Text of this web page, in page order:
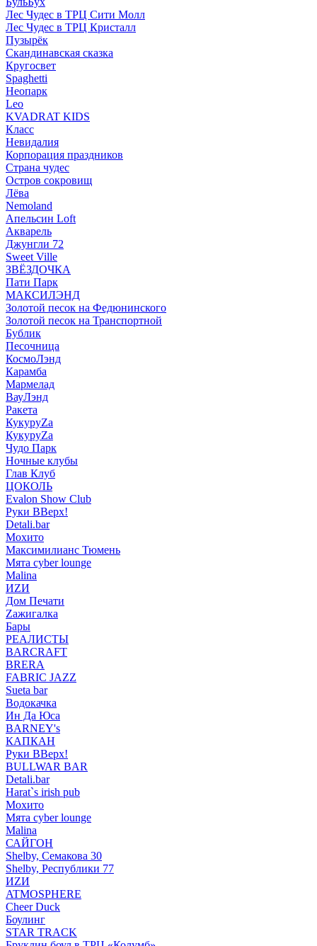
Лес Чудес в ТРЦ Сити Молл
Лес Чудес в ТРЦ Кристалл
Пузырëк
Скандинавская сказка
Кругосвет
Spaghetti
Неопарк
Leo
KVADRAT KIDS
Класс
Невидалия
Корпорация праздников
Страна чудес
Остров сокровищ
Лёва
Nemoland
Апельсин Loft
Акварель
Джунгли 72
Sweet Ville
ЗВЁЗДОЧКА
Пати Парк
МАКСИЛЭНД
Золотой песок на Федюнинского
Золотой песок на Транспортной
Бублик
Песочница
КосмоЛэнд
Карамба
Мармелад
ВауЛэнд
Ракета
КукуруZа
КукуруZа
Чудо Парк
Ночные клубы
Глав Клуб
ЦОКОЛЬ
Evalon Show Club
Руки ВВерх!
Detali.bar
Мохито
Максимилианс Тюмень
Мята cyber lounge
Malina
ИZИ
Дом Печати
Zажигалка
Бары
РЕАЛИСТЫ
BARCRAFT
BRERA
FABRIC JAZZ
Sueta bar
Водокачка
Ин Да Юса
BARNEY's
КАПКАН
Руки ВВерх!
BULLWAR BAR
Detali.bar
Harat`s irish pub
Мохито
Мята cyber lounge
Malina
САЙГОН
Shelby, Семакова 30
Shelby, Республики 77
ИZИ
ATMOSPHERE
Cheer Duck
Боулинг
STAR TRACK